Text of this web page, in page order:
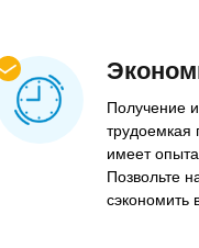
Получение
трудоемкая
имеет
Позвольте
сэкономить